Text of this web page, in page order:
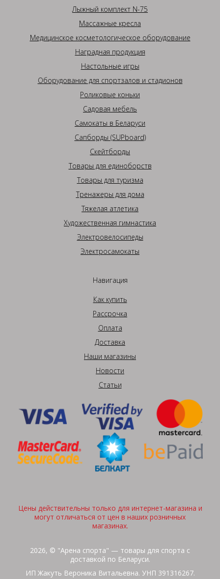
Лыжный комплект N-75
Массажные кресла
Медицинское косметологическое оборудование
Наградная продукция
Настольные игры
Оборудование для спортзалов и стадионов
Роликовые коньки
Садовая мебель
Самокаты в Беларуси
Сапборды (SUPboard)
Скейтборды
Товары для единоборств
Товары для туризма
Тренажеры для дома
Тяжелая атлетика
Художественная гимнастика
Электровелосипеды
Электросамокаты
Навигация
Как купить
Рассрочка
Оплата
Доставка
Наши магазины
Новости
Статьи
Цены действительны только для интернет-магазина и
могут отличаться от цен в наших розничных
магазинах.
2026, © "Арена спорта" — товары для спорта с
доставкой по Беларуси.
ИП Жакуть Вероника Витальевна. УНП 391316267.